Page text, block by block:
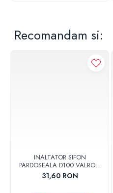
Recomandam si:
INALTATOR SIFON
PARDOSEALA D100 VALROM
17001900004
31,60 RON